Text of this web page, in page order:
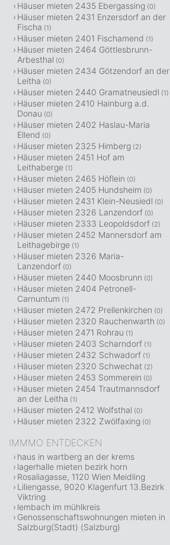
Häuser mieten 2435 Ebergassing (0)
Häuser mieten 2431 Enzersdorf an der
Fischa (1)
Häuser mieten 2401 Fischamend (1)
Häuser mieten 2464 Göttlesbrunn-
Arbesthal (0)
Häuser mieten 2434 Götzendorf an der
Leitha (0)
Häuser mieten 2440 Gramatneusiedl (1)
Häuser mieten 2410 Hainburg a.d.
Donau (0)
Häuser mieten 2402 Haslau-Maria
Ellend (0)
Häuser mieten 2325 Himberg (2)
Häuser mieten 2451 Hof am
Leithaberge (1)
Häuser mieten 2465 Höflein (0)
Häuser mieten 2405 Hundsheim (0)
Häuser mieten 2431 Klein-Neusiedl (0)
Häuser mieten 2326 Lanzendorf (0)
Häuser mieten 2333 Leopoldsdorf (2)
Häuser mieten 2452 Mannersdorf am
Leithagebirge (1)
Häuser mieten 2326 Maria-
Lanzendorf (0)
Häuser mieten 2440 Moosbrunn (0)
Häuser mieten 2404 Petronell-
Carnuntum (1)
Häuser mieten 2472 Prellenkirchen (0)
Häuser mieten 2320 Rauchenwarth (0)
Häuser mieten 2471 Rohrau (1)
Häuser mieten 2403 Scharndorf (1)
Häuser mieten 2432 Schwadorf (1)
Häuser mieten 2320 Schwechat (2)
Häuser mieten 2453 Sommerein (0)
Häuser mieten 2454 Trautmannsdorf
an der Leitha (1)
Häuser mieten 2412 Wolfsthal (0)
Häuser mieten 2322 Zwölfaxing (0)
IMMMO ENTDECKEN
haus in wartberg an der krems
lagerhalle mieten bezirk horn
Rosaliagasse, 1120 Wien Meidling
Liliengasse, 9020 Klagenfurt 13.Bezirk
Viktring
lembach im mühlkreis
Genossenschaftswohnungen mieten in
Salzburg(Stadt) (Salzburg)